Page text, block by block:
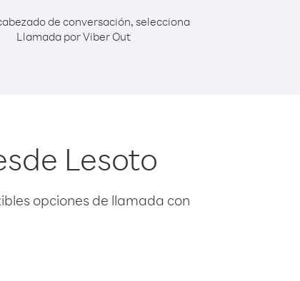
de conversación, selecciona
Llamada por Viber Out
Lesoto
opciones de llamada con